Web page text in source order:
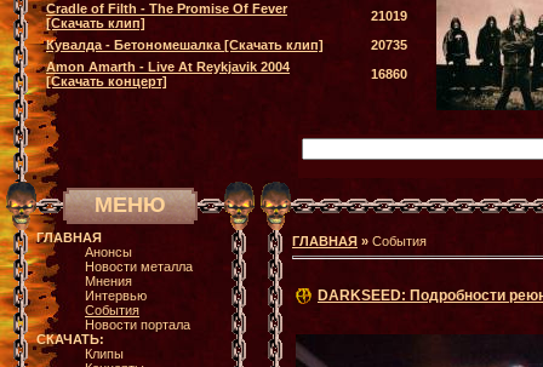
Cradle of Filth - The Promise Of Fever
[Скачать клип]
21019
Кувалда - Бетономешалка [Скачать клип]
20735
Amon Amarth - Live At Reykjavik 2004
[Скачать концерт]
16860
МЕНЮ
ГЛАВНАЯ
Анонсы
Новости металла
Мнения
Интервью
События
Новости портала
СКАЧАТЬ:
Клипы
ГЛАВНАЯ » События
DARKSEED: Подробности